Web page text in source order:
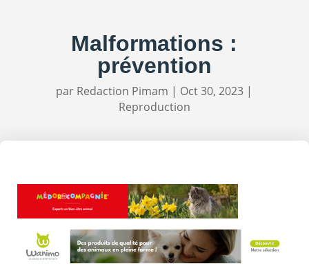
Malformations :
prévention
par Redaction Pimam | Oct 30, 2023 |
Reproduction